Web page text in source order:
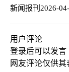
新闻报刊 2026-
用户评论
登录后可以发言
网友评论仅供